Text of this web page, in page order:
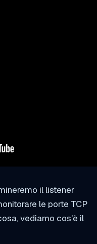
il listener
le porte TCP
vediamo cos'è il